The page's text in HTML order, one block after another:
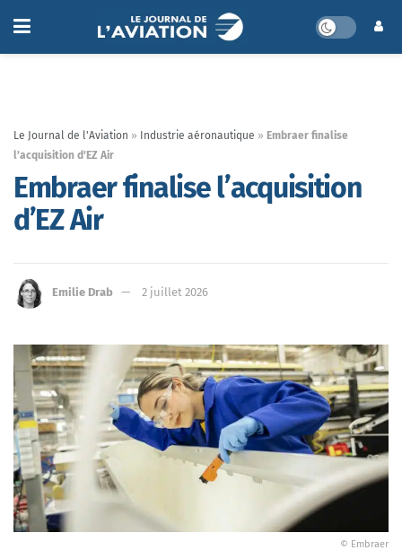
Le Journal de l'Aviation » Industrie aéronautique » Embraer finalise
l’acquisition d’EZ Air
Embraer finalise l’acquisition
d’EZ Air
Emilie Drab 2 juillet 2026
© Embraer